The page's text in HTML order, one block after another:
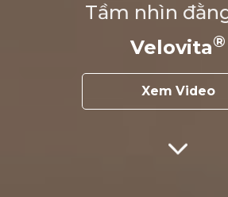
Tầm nhìn
Velovita
Xem Video